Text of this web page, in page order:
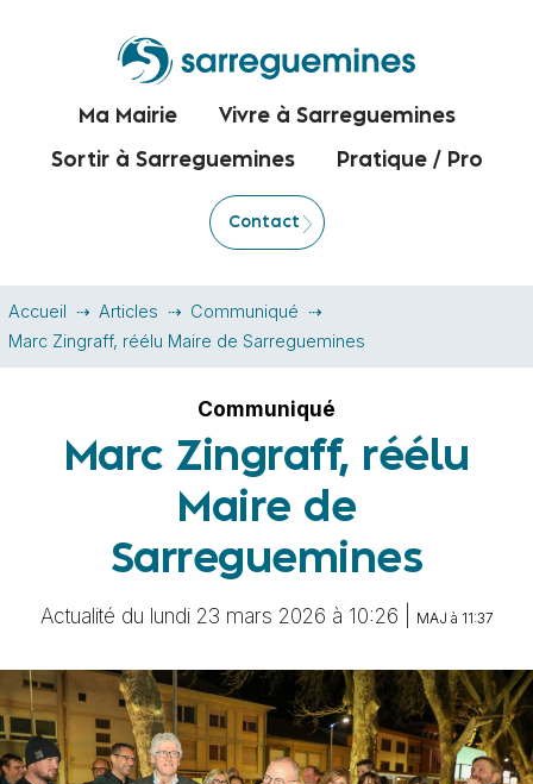
Ma Mairie Vivre à Sarreguemines
Sortir à Sarreguemines Pratique / Pro
Contact
Accueil Articles
Communiqué
Marc Zingraff, réélu Maire de Sarreguemines
Communiqué
Marc Zingraff, réélu
Maire de
Sarreguemines
Actualité du lundi 23 mars 2026 à 10:26 | MAJ à 11:37